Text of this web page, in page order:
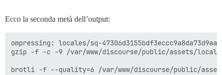
Ecco la seconda metà dell’output:
ompressing: locales/sq-47306d3155bdf3eccc9a8da73d9aabffa7ae20a2a3e6fbecc79ec93a8db89706.js
gzip -f -c -9 /var/www/discourse/public/assets/locales/sq-47306d3155bdf3eccc9a8da73d9aabffa7ae20a2a3e6fbecc79ec93a8db89706.js > /var/www/discourse/public/assets/locales/sq-47306d3155bdf3eccc9a8da73d9aabffa7ae20a2a3e6fbecc79ec93a8db89706.js.gz

brotli -f --quality=6 /var/www/discourse/public/assets/locales/sq-47306d3155bdf3eccc9a8da73d9aabffa7ae20a2a3e6fbecc79ec93a8db89706.js --output=/var/www/discourse/public/assets/locales/sq-47306d3155bdf3eccc9a8da73d9aabffa7ae20a2a3e6fbecc79ec93a8db89706.js.br


Done 'locales/sq-47306d3155bdf3eccc9a8da73d9aabffa7ae20a2a3e6fbecc79ec93a8db89706.js' : 0.11 secs

Compressing: locales/sr-751d0e07723a8846b6b8aa35e1b81bae770cd03ce3a1c7cdc5a75cb37bf6bdba.js
gzip -f -c -9 /var/www/discourse/public/assets/locales/sr-751d0e07723a8846b6b8aa35e1b81bae770cd03ce3a1c7cdc5a75cb37bf6bdba.js > /var/www/discourse/public/assets/locales/sr-751d0e07723a8846b6b8aa35e1b81bae770cd03ce3a1c7cdc5a75cb37bf6bdba.js.gz

brotli -f --quality=6 /var/www/discourse/public/assets/locales/sr-751d0e07723a8846b6b8aa35e1b81bae770cd03ce3a1c7cdc5a75cb37bf6bdba.js --output=/var/www/discourse/public/assets/locales/sr-751d0e07723a8846b6b8aa35e1b81bae770cd03ce3a1c7cdc5a75cb37bf6bdba.js.br


Done 'locales/sr-751d0e07723a8846b6b8aa35e1b81bae770cd03ce3a1c7cdc5a75cb37bf6bdba.js' : 0.1 secs

Compressing: locales/sv-5acb82650d26baf2fdca8ce4387cdd3450306a521ce22f700dab5ed4317dc899.js
gzip -f -c -9 /var/www/discourse/public/assets/locales/sv-5acb82650d26baf2fdca8ce4387cdd3450306a521ce22f700dab5ed4317dc899.js > /var/www/discourse/public/assets/locales/sv-5acb82650d26baf2fdca8ce4387cdd3450306a521ce22f700dab5ed4317dc899.js.gz

brotli -f --quality=6 /var/www/discourse/public/assets/locales/sv-5acb82650d26baf2fdca8ce4387cdd3450306a521ce22f700dab5ed4317dc899.js --output=/var/www/discourse/public/assets/locales/sv-5acb82650d26baf2fdca8ce4387cdd3450306a521ce22f700dab5ed4317dc899.js.br


Done 'locales/sv-5acb82650d26baf2fdca8ce4387cdd3450306a521ce22f700dab5ed4317dc899.js' : 0.11 secs

Compressing: locales/sw-7e47eea8d5fd068663b99e2243f172c999917f89b0473bb722766debfd66da7a.js
gzip -f -c -9 /var/www/discourse/public/assets/locales/sw-7e47eea8d5fd068663b99e2243f172c999917f89b0473bb722766debfd66da7a.js > /var/www/discourse/public/assets/locales/sw-7e47eea8d5fd068663b99e2243f172c999917f89b0473bb722766debfd66da7a.js.gz

brotli -f --quality=6 /var/www/discourse/public/assets/locales/sw-7e47eea8d5fd068663b99e2243f172c999917f89b0473bb722766debfd66da7a.js --output=/var/www/discourse/public/assets/locales/sw-7e47eea8d5fd068663b99e2243f172c999917f89b0473bb722766debfd66da7a.js.br


Done 'locales/sw-7e47eea8d5fd068663b99e2243f172c999917f89b0473bb722766debfd66da7a.js' : 0.11 secs

Compressing: locales/te-6bc80229f836a2d1da754b05e83a7b2d6ae8ccbe5b36123482f67fe96ce44cee.js
gzip -f -c -9 /var/www/discourse/public/assets/locales/te-6bc80229f836a2d1da754b05e83a7b2d6ae8ccbe5b36123482f67fe96ce44cee.js > /var/www/discourse/public/assets/locales/te-6bc80229f836a2d1da754b05e83a7b2d6ae8ccbe5b36123482f67fe96ce44cee.js.gz

brotli -f --quality=6 /var/www/discourse/public/assets/locales/te-6bc80229f836a2d1da754b05e83a7b2d6ae8ccbe5b36123482f67fe96ce44cee.js --output=/var/www/discourse/public/assets/locales/te-6bc80229f836a2d1da754b05e83a7b2d6ae8ccbe5b36123482f67fe96ce44cee.js.br


Done 'locales/te-6bc80229f836a2d1da754b05e83a7b2d6ae8ccbe5b36123482f67fe96ce44cee.js' : 0.16 secs

Compressing: locales/th-a7cfa1a469c0a902294a7a652de8da0f54e4a4e4cff6332a727b6deae4c430d6.js
gzip -f -c -9 /var/www/discourse/public/assets/locales/th-a7cfa1a469c0a902294a7a652de8da0f54e4a4e4cff6332a727b6deae4c430d6.js > /var/www/discourse/public/assets/locales/th-a7cfa1a469c0a902294a7a652de8da0f54e4a4e4cff6332a727b6deae4c430d6.js.gz

brotli -f --quality=6 /var/www/discourse/public/assets/locales/th-a7cfa1a469c0a902294a7a652de8da0f54e4a4e4cff6332a727b6deae4c430d6.js --output=/var/www/discourse/public/assets/locales/th-a7cfa1a469c0a902294a7a652de8da0f54e4a4e4cff6332a727b6deae4c430d6.js.br


Done 'locales/th-a7cfa1a469c0a902294a7a652de8da0f54e4a4e4cff6332a727b6deae4c430d6.js' : 0.13 secs

Compressing: locales/tr_TR-5650d5ab4c2f60101ee699b92aa0da3b62213b346b8cb3fd7596a0beae6a3cac.js
gzip -f -c -9 /var/www/discourse/public/assets/locales/tr_TR-5650d5ab4c2f60101ee699b92aa0da3b62213b346b8cb3fd7596a0beae6a3cac.js > /var/www/discourse/public/assets/locales/tr_TR-5650d5ab4c2f60101ee699b92aa0da3b62213b346b8cb3fd7596a0beae6a3cac.js.gz

brotli -f --quality=6 /var/www/discourse/public/assets/locales/tr_TR-5650d5ab4c2f60101ee699b92aa0da3b62213b346b8cb3fd7596a0beae6a3cac.js --output=/var/www/discourse/public/assets/locales/tr_TR-5650d5ab4c2f60101ee699b92aa0da3b62213b346b8cb3fd7596a0beae6a3cac.js.br


Done 'locales/tr_TR-5650d5ab4c2f60101ee699b92aa0da3b62213b346b8cb3fd7596a0beae6a3cac.js' : 0.09 secs

Compressing: locales/uk-fdaf4a2ee379fe296e992eed9aaf39bdb8f992cd07a3288cdcb6c852622314b0.js
gzip -f -c -9 /var/www/discourse/public/assets/locales/uk-fdaf4a2ee379fe296e992eed9aaf39bdb8f992cd07a3288cdcb6c852622314b0.js > /var/www/discourse/public/assets/locales/uk-fdaf4a2ee379fe296e992eed9aaf39bdb8f992cd07a3288cdcb6c852622314b0.js.gz

brotli -f --quality=6 /var/www/discourse/public/assets/locales/uk-fdaf4a2ee379fe296e992eed9aaf39bdb8f992cd07a3288cdcb6c852622314b0.js --output=/var/www/discourse/public/assets/locales/uk-fdaf4a2ee379fe296e992eed9aaf39bdb8f992cd07a3288cdcb6c852622314b0.js.br


Done 'locales/uk-fdaf4a2ee379fe296e992eed9aaf39bdb8f992cd07a3288cdcb6c852622314b0.js' : 0.13 secs

Compressing: locales/ur-b4693cb4da16ae3b514b0a9ba77c867b02896bca11059f8698314bddf7febe1b.js
gzip -f -c -9 /var/www/discourse/public/assets/locales/ur-